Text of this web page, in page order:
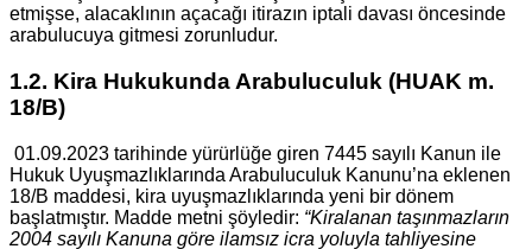
etmişse, alacaklının açacağı itirazın iptali davası öncesinde
arabulucuya gitmesi zorunludur.
1.2. Kira Hukukunda Arabuluculuk (HUAK m.
18/B)
01.09.2023 tarihinde yürürlüğe giren 7445 sayılı Kanun ile
Hukuk Uyuşmazlıklarında Arabuluculuk Kanunu’na eklenen
18/B maddesi, kira uyuşmazlıklarında yeni bir dönem
başlatmıştır. Madde metni şöyledir: “Kiralanan taşınmazların
2004 sayılı Kanuna göre ilamsız icra yoluyla tahliyesine